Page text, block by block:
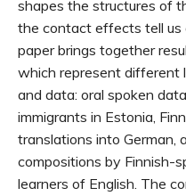
shapes the structures of
the contact effects tell us
paper brings together
which represent different
and data: oral spoken
immigrants in Estonia,
translations into German,
compositions by Finnish-
learners of English. The